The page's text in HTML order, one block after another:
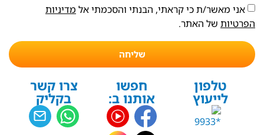
אני מאשר/ת כי קראתי, הבנתי והסכמתי אל מדיניות
הפרטיות של האתר.
שליחה
טלפון
לייעוץ
חפשו
אותנו ב:
צרו קשר
בקליק